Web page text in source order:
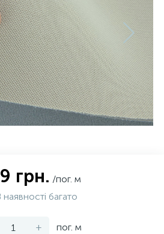
грн. /пог. м
наявності багато
+ пог. м